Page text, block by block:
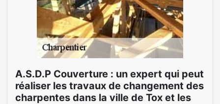
A.S.D.P Couverture : un expert qui peut
réaliser les travaux de changement des
charpentes dans la ville de Tox et les